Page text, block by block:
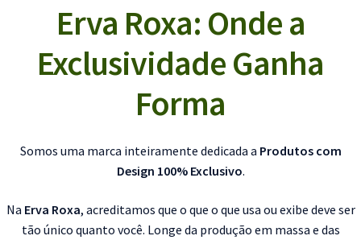
Erva Roxa: Onde a
Exclusividade Ganha
Forma
Somos uma marca inteiramente dedicada a Produtos com
Design 100% Exclusivo.
Na Erva Roxa, acreditamos que o que o que usa ou exibe deve ser
tão único quanto você. Longe da produção em massa e das